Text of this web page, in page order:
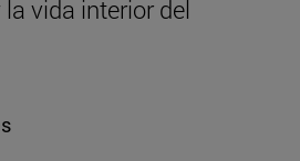
vida interior del